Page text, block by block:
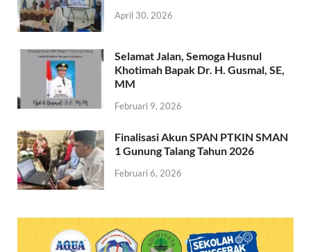
April 30, 2026
Selamat Jalan, Semoga Husnul
Khotimah Bapak Dr. H. Gusmal, SE,
MM
Februari 9, 2026
Finalisasi Akun SPAN PTKIN SMAN
1 Gunung Talang Tahun 2026
Februari 6, 2026